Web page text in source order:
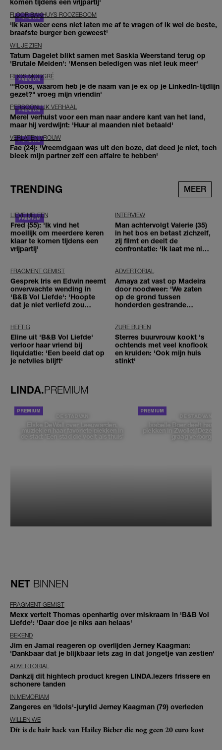
FLOOR BAKHUYS ROOZEBOOM
'Ik kan weer eens niet laten me af te vragen of ik wel de beste,
braafste burger ben geweest'
WIL JE ZIEN
Tatum Dagelet blikt samen met Saskia Weerstand terug op
'Brutale Meiden': 'Mensen beledigen was niet leuk meer'
ROOS MOGGRÉ
'"Roos, waarom heb je de naam van je ex op je LinkedIn-tijdlijn
gezet?" vroeg mijn vriendin'
PERSOONLIJK VERHAAL
Merel verhuist voor een man naar andere kant van het land,
maar hij verdwijnt: 'Huur al maanden niet betaald'
VERLATEN VROUW
Fae (24): 'Vreemdgaan was uit den boze, dat deed je niet, toch
bleek mijn partner zelf een affaire te hebben'
TRENDING MEER
LIEVE HELEEN
Fred (55): 'Ik vind het
moeilijk om meerdere keren
klaar te komen tijdens een
vrijpartij'
INTERVIEW
Man achtervolgt Valerie (35)
in het bos en betast zichzelf,
zij filmt en deelt de
confrontatie: 'Ik laat me niet
FRAGMENT GEMIST
Gesprek Iris en Edwin neemt
onverwachte wending in
'B&B Vol Liefde': 'Hoopte
dat je niet verliefd zou
ADVERTORIAL
Amaya zat vast op Madeira
door noodweer: 'We zaten
op de grond tussen
honderden gestrande
HEFTIG
Eline uit 'B&B Vol Liefde'
verloor haar vriend bij
liquidatie: 'Een beeld dat op
je netvlies blijft'
ZURE BUREN
Sterres buurvrouw kookt 's
ochtends met veel knoflook
en kruiden: 'Ook mijn huis
stinkt'
LINDA.PREMIUM
DE STAD VAN
Elske DeWall over Leeuwarden,
muziek en haar favoriete plekken in
de stad: 'Een stad die voelt als thuis'
DE STAD VAN
Isabelle Boer deelt haar
plekken in Zwolle: 'Deze
graag verborgen'
NET BINNEN
FRAGMENT GEMIST
Mexx vertelt Thomas openhartig over miskraam in 'B&B Vol
Liefde': 'Daar doe je niks aan helaas'
BEKEND
Jim en Jamai reageren op overlijden Jerney Kaagman:
'Dankbaar dat je blijkbaar iets zag in dat jongetje van zestien'
ADVERTORIAL
Dankzij dit hightech product kregen LINDA.lezers frissere en
schonere tanden
IN MEMORIAM
Zangeres en 'Idols'-jurylid Jerney Kaagman (79) overleden
WILLEN WE
Dít is de hair hack van Hailey Bieber die nog geen 20 euro kost